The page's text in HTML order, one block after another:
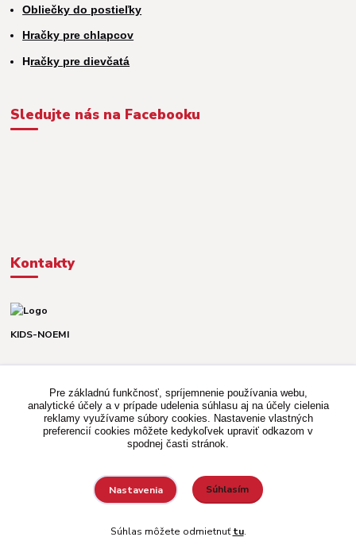
Obliečky do postieľky
Hračky pre chlapcov
Hračky pre dievčatá
Sledujte nás na Facebooku
Kontakty
KIDS-NOEMI
(Po-Pia, 8-16 hod.)
kidsnoemi.shop@gmail.com
Pre základnú funkčnosť, spríjemnenie používania webu,
analytické účely a v prípade udelenia súhlasu aj na účely cielenia
reklamy využívame súbory cookies. Nastavenie vlastných
preferencií cookies môžete kedykoľvek upraviť odkazom v
spodnej časti stránok.
Nastavenia Súhlasím
Súhlas môžete odmietnuťtu.